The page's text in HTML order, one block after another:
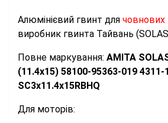
Алюмінієвий гвинт для човнових
виробник гвинта Тайвань
Повне маркування: АМІТА
(11.4x15) 58100-95363-019 4311-
SC3x11.4x15RBHQ
Для моторів: